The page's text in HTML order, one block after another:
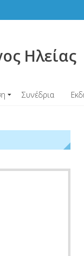
Ηλείας
Συνέδρια